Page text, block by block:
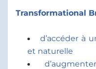
Transformational
d’accéder à
et naturelle